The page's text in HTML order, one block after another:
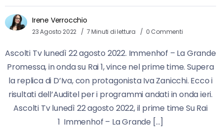
Irene Verrocchio
23 Agosto 2022 7 Minuti di lettura 0 Commenti
Ascolti Tv lunedì 22 agosto 2022. Immenhof – La Grande
Promessa, in onda su Rai 1, vince nel prime time. Supera
la replica di D’Iva, con protagonista Iva Zanicchi. Ecco i
risultati dell’Auditel per i programmi andati in onda ieri.
Ascolti Tv lunedì 22 agosto 2022, il prime time Su Rai
1 Immenhof – La Grande […]